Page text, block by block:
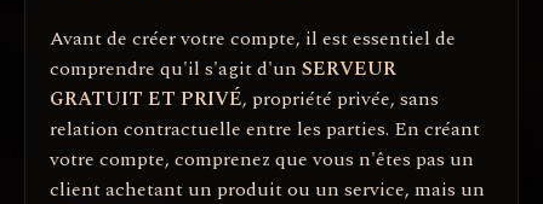
Avant de créer votre compte, il est essentiel de
comprendre qu'il s'agit d'un SERVEUR
GRATUIT ET PRIVÉ, propriété privée, sans
relation contractuelle entre les parties. En créant
votre compte, comprenez que vous n'êtes pas un
client achetant un produit ou un service, mais un